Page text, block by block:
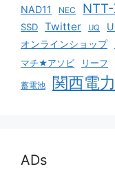
NAD11 NEC
SSD Twitter UQ
オンラインショップ
マチ★アソビ リーフ
蓄電池 関西電力
ADs